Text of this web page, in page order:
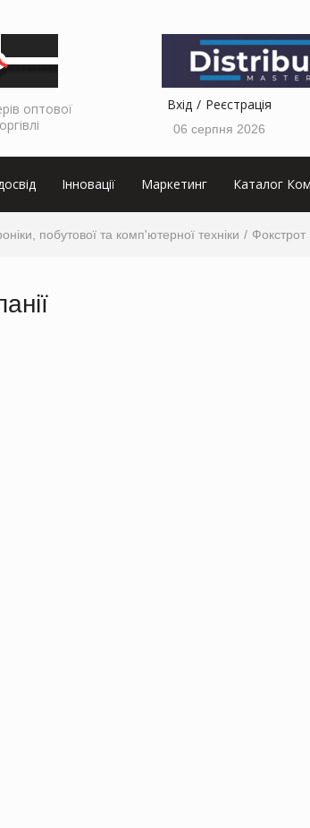
оптової
Вхід Реєстрація
06 серпня 2026
Інновації Маркетинг Каталог
побутової та комп'ютерної техніки Фокстрот